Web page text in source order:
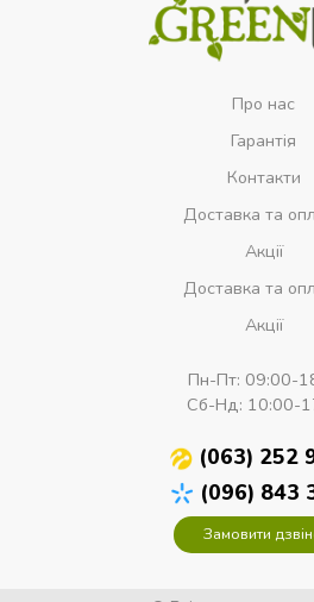
Про нас
Гарантія
Контакти
Доставка та
Акції
Доставка та
Акції
Пн-Пт: 09:00-
Сб-Нд: 10:00-
(063) 252
(096) 843
Замовити